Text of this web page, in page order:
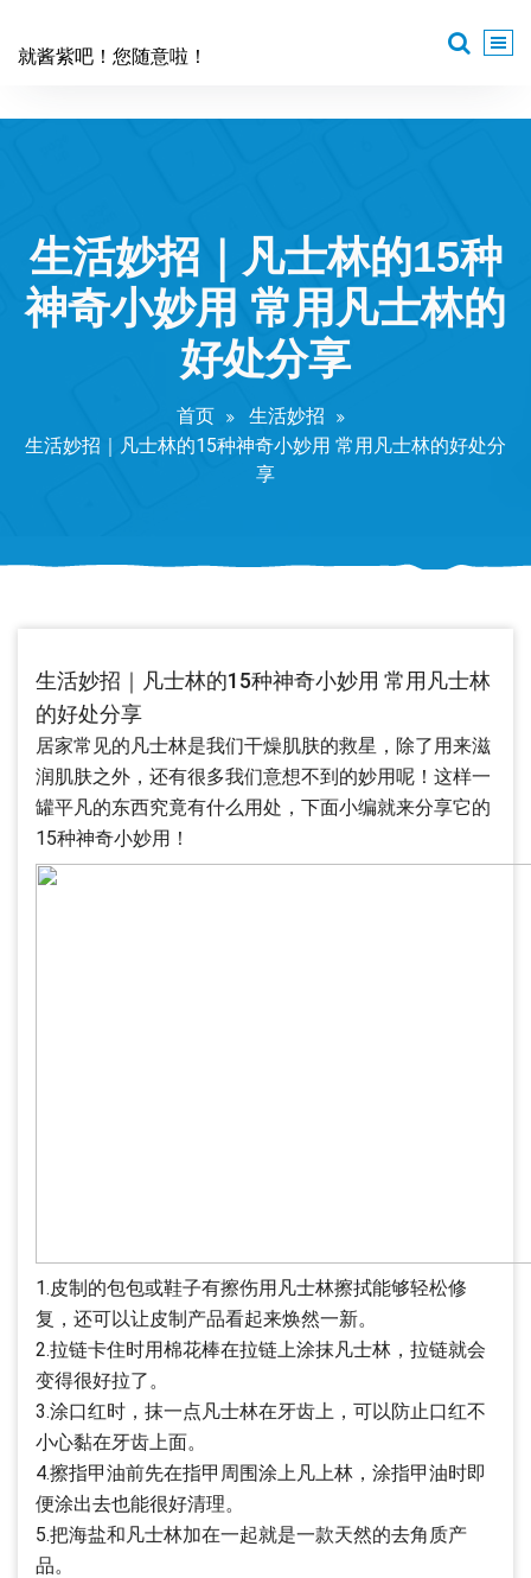
就酱紫吧！您随意啦！
生活妙招｜凡士林的15种
神奇小妙用 常用凡士林的
好处分享
首页
生活妙招
生活妙招｜凡士林的15种神奇小妙用 常用凡士林的好处分
享
生活妙招｜凡士林的15种神奇小妙用 常用凡士林
的好处分享
居家常见的凡士林是我们干燥肌肤的救星，除了用来滋
润肌肤之外，还有很多我们意想不到的妙用呢！这样一
罐平凡的东西究竟有什么用处，下面小编就来分享它的
15种神奇小妙用！
1.皮制的包包或鞋子有擦伤用凡士林擦拭能够轻松修
复，还可以让皮制产品看起来焕然一新。
2.拉链卡住时用棉花棒在拉链上涂抹凡士林，拉链就会
变得很好拉了。
3.涂口红时，抹一点凡士林在牙齿上，可以防止口红不
小心黏在牙齿上面。
4.擦指甲油前先在指甲周围涂上凡上林，涂指甲油时即
便涂出去也能很好清理。
5.把海盐和凡士林加在一起就是一款天然的去角质产
品。